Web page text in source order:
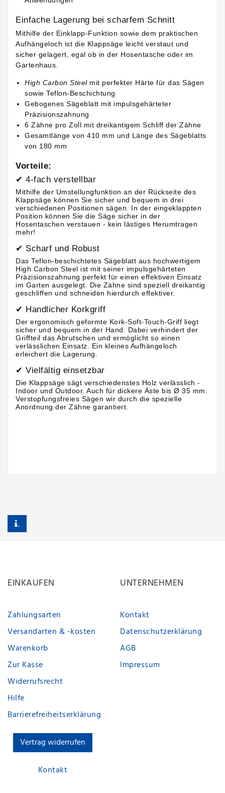
Einfache Lagerung bei scharfem Schnitt
Mithilfe der Einklapp-Funktion sowie dem praktischen
Aufhängeloch ist die Klappsäge leicht verstaut und
sicher gelagert, egal ob in der Hosentasche oder im
Gartenhaus.
High Carbon Steelmit perfekter Härte für das Sägen
sowie Teflon-Beschichtung
Gebogenes Sägeblatt mit impulsgehärteter
Präzisionszahnung
6 Zähne pro Zoll mit dreikantigem Schliff der Zähne
Gesamtlänge von 410 mm und Länge des Sägeblatts
von 180 mm
Vorteile:
✔ 4-fach verstellbar
Mithilfe der Umstellungfunktion an der Rückseite des
Klappsäge können Sie sicher und bequem in drei
verschiedenen Positionen sägen. In der eingeklappten
Position können Sie die Säge sicher in der
Hosentaschen verstauen - kein lästiges Herumtragen
mehr!
✔ Scharf und Robust
Das Teflon-beschichtetes Sägeblatt aus hochwertigem
High Carbon Steel ist mit seiner impulsgehärteten
Präzisionszahnung perfekt für einen effektiven Einsatz
im Garten ausgelegt. Die Zähne sind speziell dreikantig
geschliffen und schneiden hierdurch effektiver.
✔ Handlicher Korkgriff
Der ergonomisch geformte Kork-Soft-Touch-Griff liegt
sicher und bequem in der Hand. Dabei verhindert der
Griffteil das Abrutschen und ermöglicht so einen
verlässlichen Einsatz. Ein kleines Aufhängeloch
erleichert die Lagerung.
✔ Vielfältig einsetzbar
Die Klappsäge sägt verschiedenstes Holz verlässlich -
Indoor und Outdoor. Auch für dickere Äste bis Ø 35 mm.
Verstopfungsfreies Sägen wir durch die spezielle
Anordnung der Zähne garantiert.
EINKAUFEN
Zahlungsarten
Versandarten & -kosten
Warenkorb
Zur Kasse
Widerrufsrecht
Hilfe
Barrierefreiheitserklärung
Vertrag widerrufen
Kontakt
UNTERNEHMEN
Kontakt
Datenschutzerklärung
AGB
Impressum